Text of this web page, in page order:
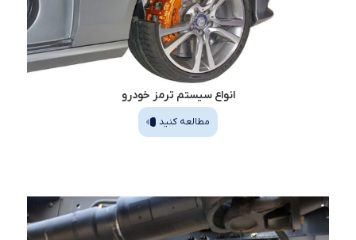
انواع سیستم ترمز خودرو
مطالعه کنید